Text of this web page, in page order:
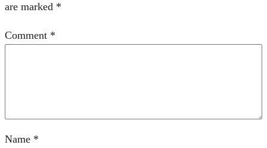
are marked *
Comment *
Name *